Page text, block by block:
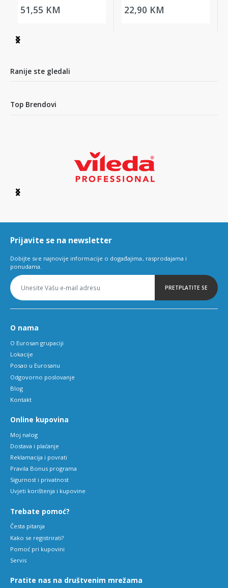
51,55 KM 22,90 KM
Item
3
Ranije ste gledali
Top Brendovi
Item
6
Prijavite se na newsletter
Dobijte sve najnovije informacije o događajima, rasprodajama i
ponudama.
PRETPLATITE SE
O nama
O Eurosan grupaciji
Lokacije
Posao u Eurosanu
Odgovorno poslovanje
Blog
Kontakt
Online kupovina
Moj nalog
Dostava i plaćanje
Reklamacija i povrati
Pravila Bonus programa
Sigurnost i privatnost
Uvjeti korištenja i kupovine
Trebate pomoć?
Česta pitanja
Kako se registrirati?
Pomoć pri kupovini
Servis
Pratite nas na društvenim mrežama